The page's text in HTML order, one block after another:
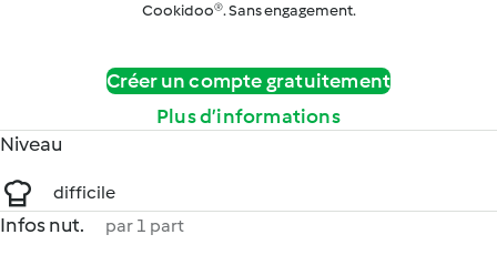
Cookidoo®. Sans engagement.
Créer un compte gratuitement
Plus d’informations
Niveau
difficile
Infos nut. par 1 part